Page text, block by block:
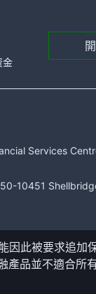
金
Services
10451
因此被要求追加
產品並不適合所